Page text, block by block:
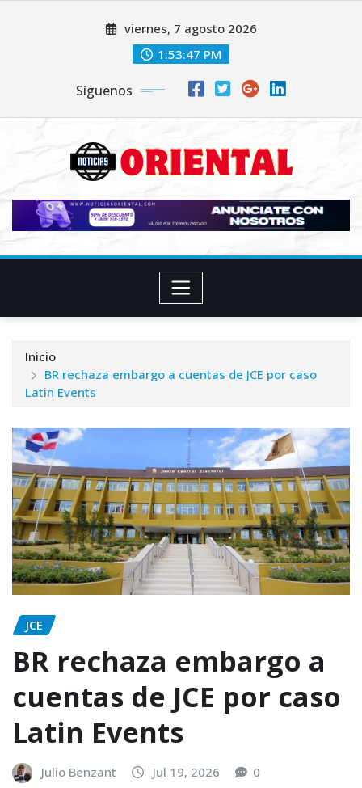
viernes, 7 agosto 2026
1:53:48 PM
Síguenos
Inicio
BR rechaza embargo a cuentas de JCE por caso
Latin Events
JCE
BR rechaza embargo a
cuentas de JCE por caso
Latin Events
Julio Benzant Jul 19, 2026 0